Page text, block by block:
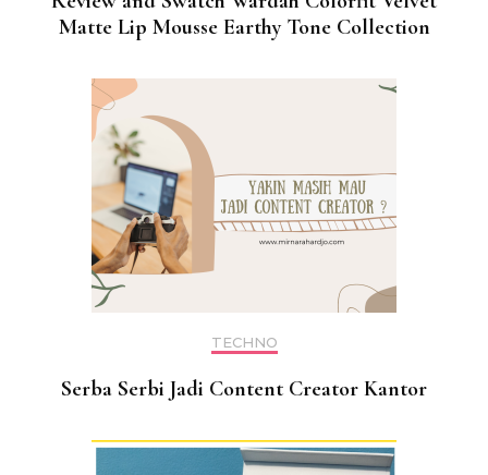
Matte Lip Mousse Earthy Tone Collection
TECHNO
Serba Serbi Jadi Content Creator Kantor